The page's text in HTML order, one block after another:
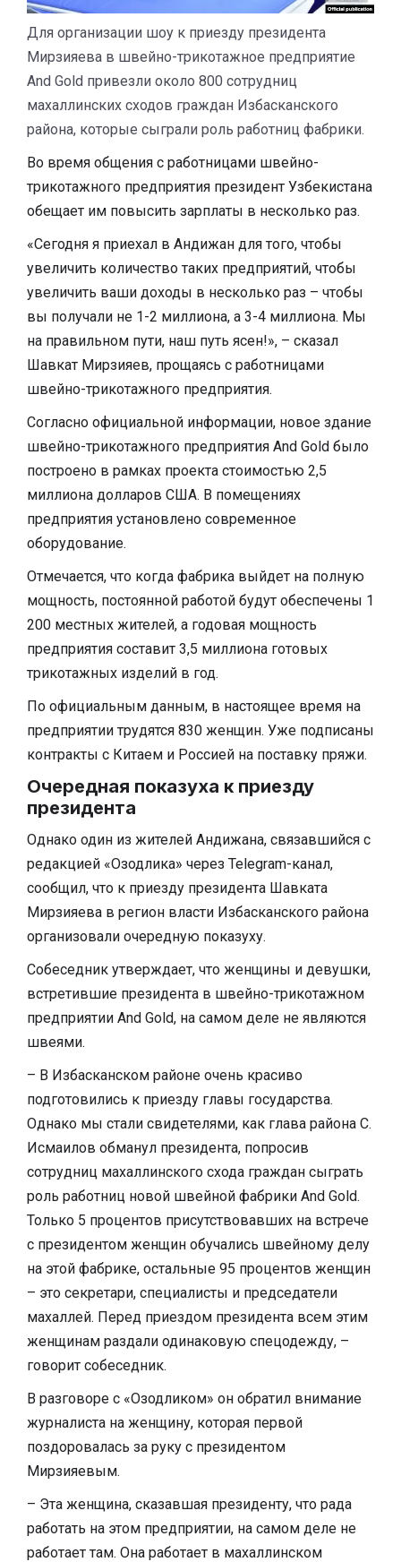
Для организации шоу к приезду президента
Мирзияева в швейно-трикотажное предприятие
And Gold привезли около 800 сотрудниц
махаллинских сходов граждан Избасканского
района, которые сыграли роль работниц фабрики.
​Во время общения с работницами швейно-
трикотажного предприятия президент Узбекистана
обещает им повысить зарплаты в несколько раз.
«Сегодня я приехал в Андижан для того, чтобы
увеличить количество таких предприятий, чтобы
увеличить ваши доходы в несколько раз – чтобы
вы получали не 1-2 миллиона, а 3-4 миллиона. Мы
на правильном пути, наш путь ясен!», – сказал
Шавкат Мирзияев, прощаясь с работницами
швейно-трикотажного предприятия.
Согласно официальной информации, новое здание
швейно-трикотажного предприятия And Gold было
построено в рамках проекта стоимостью 2,5
миллиона долларов США. В помещениях
предприятия установлено современное
оборудование.
Отмечается, что когда фабрика выйдет на полную
мощность, постоянной работой будут обеспечены 1
200 местных жителей, а годовая мощность
предприятия составит 3,5 миллиона готовых
трикотажных изделий в год.
По официальным данным, в настоящее время на
предприятии трудятся 830 женщин. Уже подписаны
контракты с Китаем и Россией на поставку пряжи.
Очередная показуха к приезду
президента
Однако один из жителей Андижана, связавшийся с
редакцией «Озодлика» через Telegram-канал,
сообщил, что к приезду президента Шавката
Мирзияева в регион власти Избасканского района
организовали очередную показуху.
Собеседник утверждает, что женщины и девушки,
встретившие президента в швейно-трикотажном
предприятии And Gold, на самом деле не являются
швеями.
– В Избасканском районе очень красиво
подготовились к приезду главы государства.
Однако мы стали свидетелями, как глава района С.
Исмаилов обманул президента, попросив
сотрудниц махаллинского схода граждан сыграть
роль работниц новой швейной фабрики And Gold.
Только 5 процентов присутствовавших на встрече
с президентом женщин обучались швейному делу
на этой фабрике, остальные 95 процентов женщин
– это секретари, специалисты и председатели
махаллей. Перед приездом президента всем этим
женщинам раздали одинаковую спецодежду, –
говорит собеседник.
В разговоре с «Озодликом» он обратил внимание
журналиста на женщину, которая первой
поздоровалась за руку с президентом
Мирзияевым.
– Эта женщина, сказавшая президенту, что рада
работать на этом предприятии, на самом деле не
работает там. Она работает в махаллинском